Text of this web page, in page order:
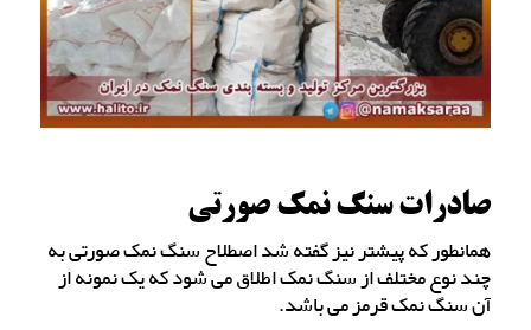
صادرات سنگ نمک صورتی
همانطور که پیشتر نیز گفته شد اصطلاح سنگ نمک صورتی به
چند نوع مختلف از سنگ نمک اطلاق می شود که یک نمونه از
آن سنگ نمک قرمز می باشد.